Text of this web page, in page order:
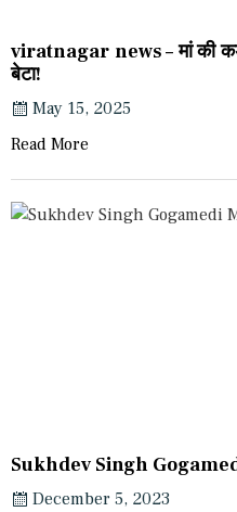
viratnagar news – मां की
बेटा!
May 15, 2025
Read More
Sukhdev Singh Gogamedi
December 5, 2023